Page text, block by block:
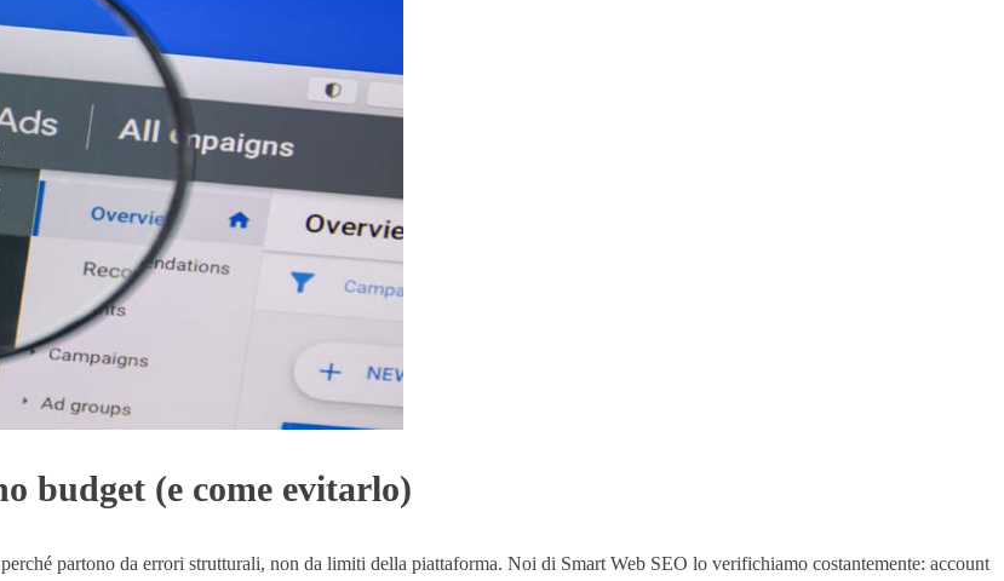
budget (e come evitarlo)
partono da errori strutturali, non da limiti della piattaforma. Noi di Smart Web SEO lo verifichiamo costantemente: account